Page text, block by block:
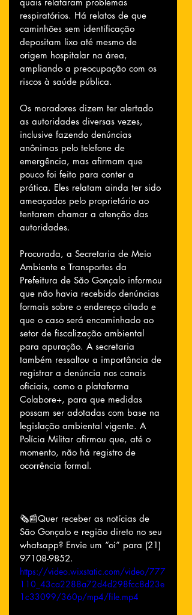
respiratórios. Há relatos de que
caminhões sem identificação
depositam lixo até mesmo de
origem hospitalar na área,
ampliando a preocupação com os
riscos à saúde pública.
Os moradores dizem ter alertado
as autoridades diversas vezes,
inclusive fazendo denúncias
anônimas pelo telefone de
emergência, mas afirmam que
pouco foi feito para conter a
prática. Eles relatam ainda ter sido
ameaçados pelo proprietário ao
tentarem chamar a atenção das
autoridades.
Procurada, a Secretaria de Meio
Ambiente e Transportes da
Prefeitura de São Gonçalo informou
que não havia recebido denúncias
formais sobre o endereço citado e
que o caso será encaminhado ao
setor de fiscalização ambiental
para apuração. A secretaria
também ressaltou a importância de
registrar a denúncia nos canais
oficiais, como a plataforma
Colabore+, para que medidas
possam ser adotadas com base na
legislação ambiental vigente. A
Polícia Militar afirmou que, até o
momento, não há registro de
ocorrência formal.
🗞📰Quer receber as notícias de
São Gonçalo e região direto no seu
whatsapp? Envie um “oi” para (21)
97108-9852.
https://video.wixstatic.com/video/777
110_43ca2288a72d4d298fcc8d23e
1c33099/360p/mp4/file.mp4